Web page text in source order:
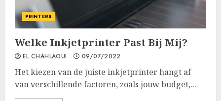
PRINTERS
Welke Inkjetprinter Past Bij Mij?
EL CHAHLAOUI 09/07/2022
Het kiezen van de juiste inkjetprinter hangt af
van verschillende factoren, zoals jouw budget,...